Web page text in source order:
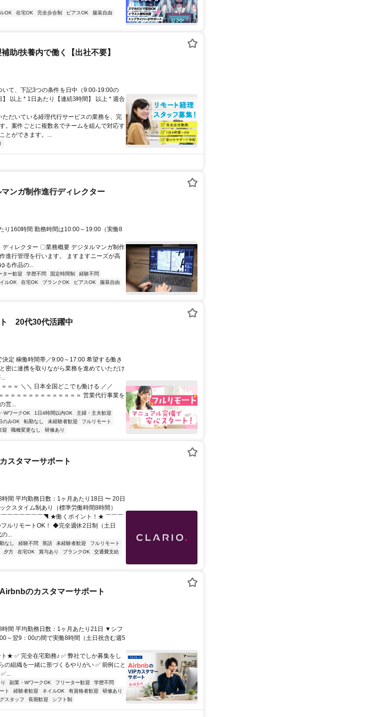
OK 在宅OK 完全歩合制 ピアスOK
服装自由
助/扶養内で働く【出社不要】
て、下記3つの条件を日中（9:00-19:00の
以上 * 1日あたり【連続3時間】 以上 * 週合
だいている経理代行サービスの業務を、完
。案件ごとに複数名でチームを組んで対応す
とができます。...
ンガ制作進行ディレクター
り160時間 勤務時間は10:00～19:00（実働8
ィレクター 〇業務概要 デジタルマンガ制作
進行管理を行います。 ますますニーズが高
る作品の...
ター歓迎 学歴不問 固定時間制
経験不問
ルOK 在宅OK ブランクOK ピアスOK
服装自由
20代30代活躍中
定 稼働時間帯／9:00～17:00 希望する働き
密に連携を取りながら業務を進めていただけ
＝＝ ＼＼ 日本全国どこでも働ける ／／
＝＝＝＝＝＝＝＝＝＝＝＝ 営業代行事業を
営...
WワークOK 1日4時間以内OK
主婦・主夫歓迎
のみOK 転勤なし 未経験者歓迎
フルリモート
迎 職種変更なし 研修あり
スタマーサポート
間 平均勤務日数：1ヶ月あたり18日 〜 20日
スタイム制あり（標準労働時間8時間）
￣￣￣￣￣￣◥ ★働くポイント！★ ￣￣￣
ルリモートOK！ ◆完全週休2日制（土日
...
なし 経験不問 英語 未経験者歓迎
フルリモート
夕方 在宅OK 賞与あり ブランクOK
交通費支給
のカスタマーサポート
間 平均勤務日数：1ヶ月あたり21日 ▼シフ
～翌9：00の間で実働8時間（土日祝含む週5
★ ✅ 完全在宅勤務♪ ✅ 弊社でしか募集をし
の組織を一緒に形づくるやりがい ✅ 前例にと
副業・WワークOK フリーター歓迎
学歴不問
ト 経験者歓迎 ネイルOK 有資格者歓迎
研修あり
スタッフ 長期歓迎 シフト制